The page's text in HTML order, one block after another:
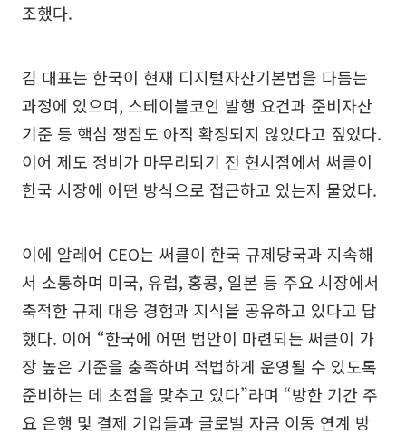
조했다.
김 대표는 한국이 현재 디지털자산기본법을 다듬는
과정에 있으며, 스테이블코인 발행 요건과 준비자산
기준 등 핵심 쟁점도 아직 확정되지 않았다고 짚었다.
이어 제도 정비가 마무리되기 전 현시점에서 써클이
한국 시장에 어떤 방식으로 접근하고 있는지 물었다.
이에 알레어 CEO는 써클이 한국 규제당국과 지속해
서 소통하며 미국, 유럽, 홍콩, 일본 등 주요 시장에서
축적한 규제 대응 경험과 지식을 공유하고 있다고 답
했다. 이어 “한국에 어떤 법안이 마련되든 써클이 가
장 높은 기준을 충족하며 적법하게 운영될 수 있도록
준비하는 데 초점을 맞추고 있다”라며 “방한 기간 주
요 은행 및 결제 기업들과 글로벌 자금 이동 연계 방